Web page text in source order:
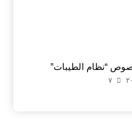
“نظام الطيبات”
٧